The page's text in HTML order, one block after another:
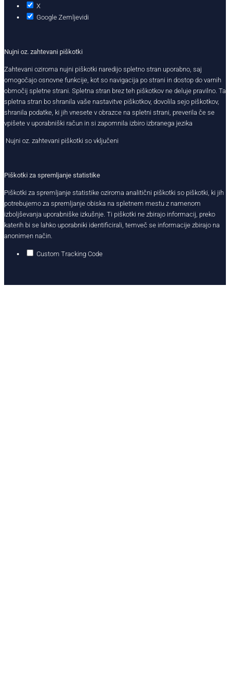
X
Google Zemljevidi
Nujni oz. zahtevani piškotki
Zahtevani oziroma nujni piškotki naredijo spletno stran uporabno, saj
omogočajo osnovne funkcije, kot so navigacija po strani in dostop do varnih
območij spletne strani. Spletna stran brez teh piškotkov ne deluje pravilno. Ta
spletna stran bo shranila vaše nastavitve piškotkov, dovolila sejo piškotkov,
shranila podatke, ki jih vnesete v obrazce na spletni strani, preverila če se
vpišete v uporabniški račun in si zapomnila izbiro izbranega jezika
Nujni oz. zahtevani piškotki so vključeni
Piškotki za spremljanje statistike
Piškotki za spremljanje statistike oziroma analitični piškotki so piškotki, ki jih
potrebujemo za spremljanje obiska na spletnem mestu z namenom
izboljševanja uporabniške izkušnje. Ti piškotki ne zbirajo informacij, preko
katerih bi se lahko uporabniki identificirali, temveč se informacije zbirajo na
anonimen način.
Custom Tracking Code